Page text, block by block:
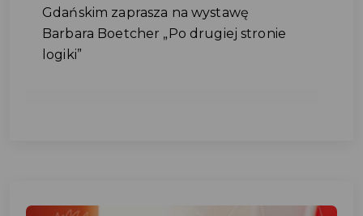
Gdańskim zaprasza na wystawę
Barbara Boetcher „Po drugiej stronie
logiki”